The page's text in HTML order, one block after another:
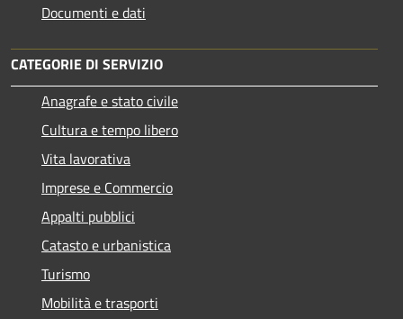
Documenti e dati
CATEGORIE DI SERVIZIO
Anagrafe e stato civile
Cultura e tempo libero
Vita lavorativa
Imprese e Commercio
Appalti pubblici
Catasto e urbanistica
Turismo
Mobilità e trasporti